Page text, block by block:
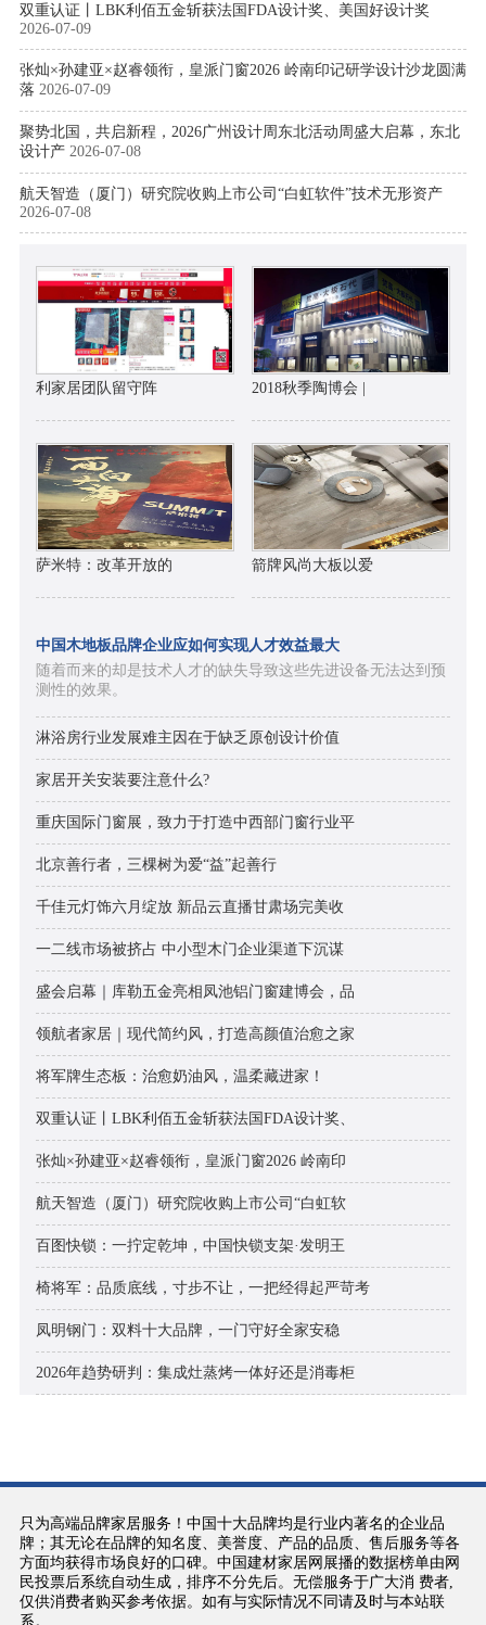
双重认证丨LBK利佰五金斩获法国FDA设计奖、美国好设计奖
2026-07-09
张灿×孙建亚×赵睿领衔，皇派门窗2026 岭南印记研学设计沙龙圆满
落 2026-07-09
聚势北国，共启新程，2026广州设计周东北活动周盛大启幕，东北
设计产 2026-07-08
航天智造（厦门）研究院收购上市公司“白虹软件”技术无形资产
2026-07-08
利家居团队留守阵 2018秋季陶博会 |
萨米特：改革开放的 箭牌风尚大板以爱
中国木地板品牌企业应如何实现人才效益最大
随着而来的却是技术人才的缺失导致这些先进设备无法达到预
测性的效果。
淋浴房行业发展难主因在于缺乏原创设计价值
家居开关安装要注意什么?
重庆国际门窗展，致力于打造中西部门窗行业平
北京善行者，三棵树为爱“益”起善行
千佳元灯饰六月绽放 新品云直播甘肃场完美收
一二线市场被挤占 中小型木门企业渠道下沉谋
盛会启幕｜库勒五金亮相凤池铝门窗建博会，品
领航者家居｜现代简约风，打造高颜值治愈之家
将军牌生态板：治愈奶油风，温柔藏进家！
双重认证丨LBK利佰五金斩获法国FDA设计奖、
张灿×孙建亚×赵睿领衔，皇派门窗2026 岭南印
航天智造（厦门）研究院收购上市公司“白虹软
百图快锁：一拧定乾坤，中国快锁支架·发明王
椅将军：品质底线，寸步不让，一把经得起严苛考
凤明钢门：双料十大品牌，一门守好全家安稳
2026年趋势研判：集成灶蒸烤一体好还是消毒柜
只为高端品牌家居服务！中国十大品牌均是行业内著名的企业品
牌；其无论在品牌的知名度、美誉度、产品的品质、售后服务等各
方面均获得市场良好的口碑。中国建材家居网展播的数据榜单由网
民投票后系统自动生成，排序不分先后。无偿服务于广大消 费者,
仅供消费者购买参考依据。如有与实际情况不同请及时与本站联
系。